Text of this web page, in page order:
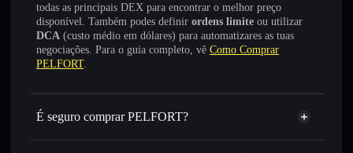
todas as principais DEX para encontrar o melhor preço
disponível. Também podes definir ordens limite ou utilizar
DCA (custo médio em dólares) para automatizares as tuas
negociações. Para o guia completo, vê Como Comprar
PELFORT.
É seguro comprar PELFORT?
PELFORT token verificado